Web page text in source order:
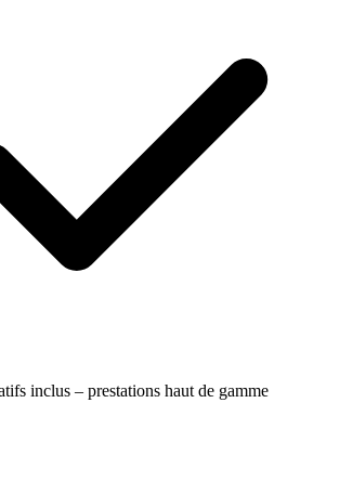
inclus – prestations haut de gamme